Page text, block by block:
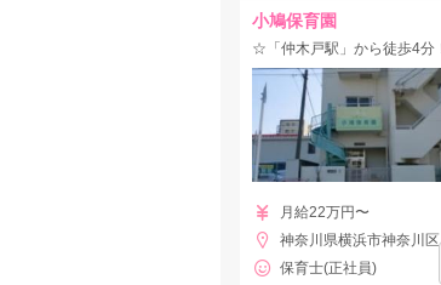
小鳩保育園
月給22万円〜
神奈川県横浜市神奈川区
保育士(正社員)